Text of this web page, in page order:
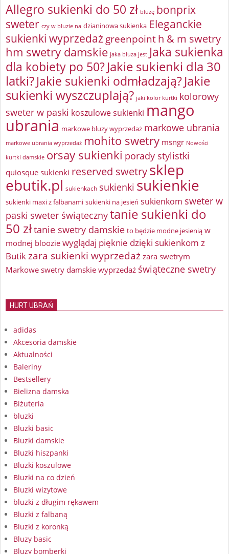
Allegro sukienki do 50 zł bluzę bonprix
sweter czy w bluzie na dzianinowa sukienka Eleganckie
sukienki wyprzedaż greenpointh & m swetry
hm swetry damskie jaka bluza jest Jaka sukienka
dla kobiety po 50?Jakie sukienki dla 30
latki?Jakie sukienki odmładzają?Jakie
sukienki wyszczuplają? jaki kolor kurtki kolorowy
sweter w paski koszulowe sukienki mango
ubrania markowe bluzy wyprzedaż markowe ubrania
markowe ubrania wyprzedaż mohito swetry msngr Nowości
kurtki damskie orsay sukienki porady stylistki
quiosque sukienki reserved swetrysklep
ebutik.pl sukienkach sukienki sukienkie
sukienki maxi z falbanami sukienki na jesień sukienkom sweter w
paski sweter świątecznytanie sukienki do
50 złtanie swetry damskie to będzie modne jesienią w
modnej bloozie wyglądaj pięknie dzięki sukienkom z
Butikzara sukienki wyprzedażzara swetrym
Markowe swetry damskie wyprzedaż świąteczne swetry
HURT UBRAŃ
adidas
Akcesoria damskie
Aktualności
Baleriny
Bestsellery
Bielizna damska
Biżuteria
bluzki
Bluzki basic
Bluzki damskie
Bluzki hiszpanki
Bluzki koszulowe
Bluzki na co dzień
Bluzki wizytowe
bluzki z długim rękawem
Bluzki z falbaną
Bluzki z koronką
Bluzy basic
Bluzy bomberki